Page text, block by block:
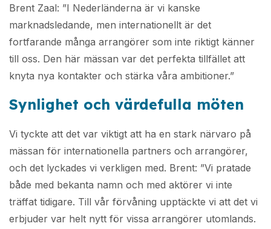
Brent Zaal: ”I Nederländerna är vi kanske
marknadsledande, men internationellt är det
fortfarande många arrangörer som inte riktigt känner
till oss. Den här mässan var det perfekta tillfället att
knyta nya kontakter och stärka våra ambitioner.”
Synlighet och värdefulla möten
Vi tyckte att det var viktigt att ha en stark närvaro på
mässan för internationella partners och arrangörer,
och det lyckades vi verkligen med. Brent: ”Vi pratade
både med bekanta namn och med aktörer vi inte
träffat tidigare. Till vår förvåning upptäckte vi att det vi
erbjuder var helt nytt för vissa arrangörer utomlands.